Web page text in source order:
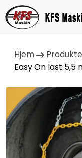
Hjem
Easy On last 5,5